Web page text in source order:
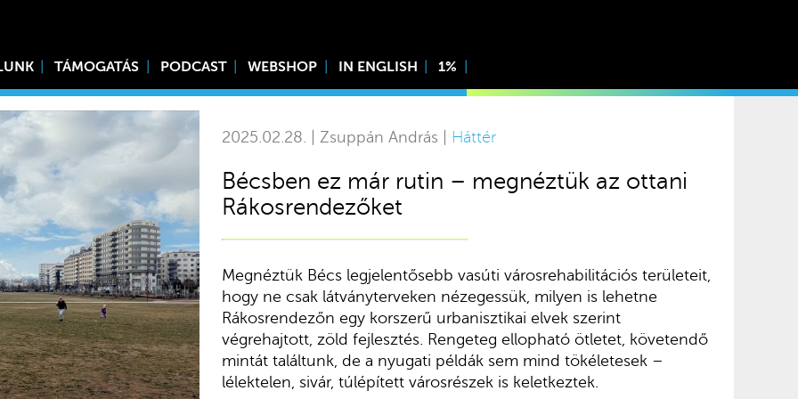
TÁMOGATÁS PODCAST WEBSHOP IN ENGLISH 1%
2025.02.28. | Zsuppán András | Háttér
Bécsben ez már rutin – megnéztük az ottani
Rákosrendezőket
Megnéztük Bécs legjelentősebb vasúti városrehabilitációs területeit,
hogy ne csak látványterveken nézegessük, milyen is lehetne
Rákosrendezőn egy korszerű urbanisztikai elvek szerint
végrehajtott, zöld fejlesztés. Rengeteg ellopható ötletet, követendő
mintát találtunk, de a nyugati példák sem mind tökéletesek –
lélektelen, sivár, túlépített városrészek is keletkeztek.